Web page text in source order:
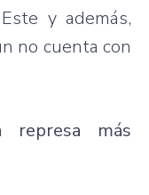
Este y además,
no cuenta con
represa
más